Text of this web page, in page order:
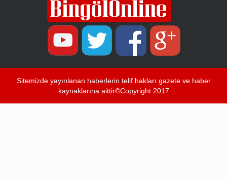
Sitemizde yayınlanan haberlerin telif hakları gazete ve haber
kaynaklarına aittir©Copyright 2017